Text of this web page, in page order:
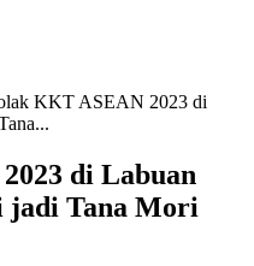
KKT ASEAN 2023 di
di Labuan
jadi Tana Mori